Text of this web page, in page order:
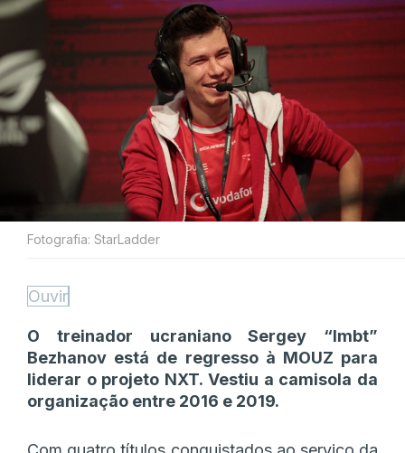
Fotografia: StarLadder
Ouvir
O treinador ucraniano Sergey “⁠lmbt⁠”
Bezhanov está de regresso à MOUZ para
liderar o projeto NXT. Vestiu a camisola da
organização entre 2016 e 2019.